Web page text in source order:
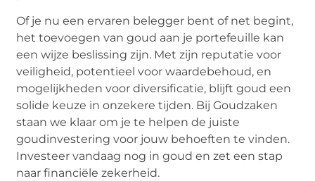
Of je nu een ervaren belegger bent of net begint,
het toevoegen van goud aan je portefeuille kan
een wijze beslissing zijn. Met zijn reputatie voor
veiligheid, potentieel voor waardebehoud, en
mogelijkheden voor diversificatie, blijft goud een
solide keuze in onzekere tijden. Bij Goudzaken
staan we klaar om je te helpen de juiste
goudinvestering voor jouw behoeften te vinden.
Investeer vandaag nog in goud en zet een stap
naar financiële zekerheid.